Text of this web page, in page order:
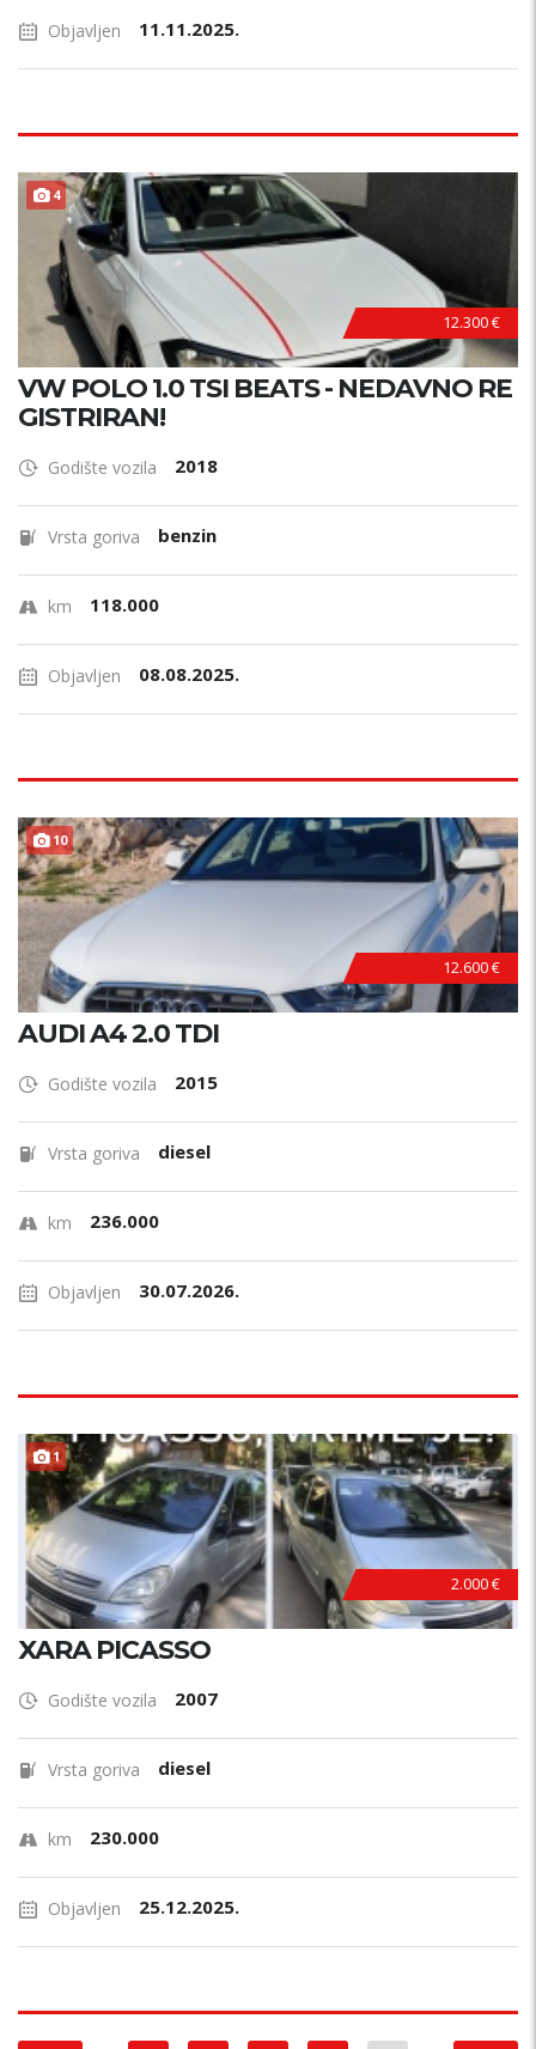
Objavljen 11.11.2025.
4
12.300 €
VW POLO 1.0 TSI BEATS - NEDAVNO RE
GISTRIRAN!
Godište vozila 2018
Vrsta goriva benzin
km 118.000
Objavljen 08.08.2025.
10
12.600 €
AUDI A4 2.0 TDI
Godište vozila 2015
Vrsta goriva diesel
km 236.000
Objavljen 30.07.2026.
1
2.000 €
XARA PICASSO
Godište vozila 2007
Vrsta goriva diesel
km 230.000
Objavljen 25.12.2025.